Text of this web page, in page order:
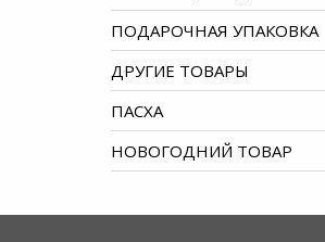
ПОДАРОЧНАЯ УПАКОВКА
ДРУГИЕ ТОВАРЫ
ПАСХА
НОВОГОДНИЙ ТОВАР